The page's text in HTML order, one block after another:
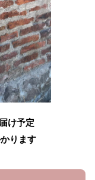
け予定
ります